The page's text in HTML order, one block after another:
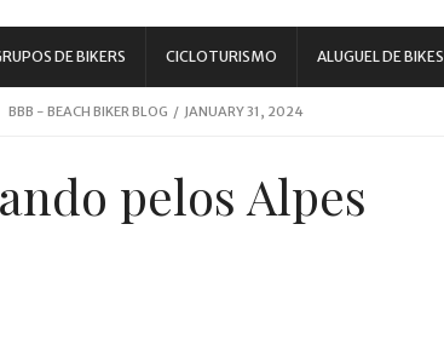
DE BIKERS CICLOTURISMO ALUGUEL DE BIKES
BIKER BLOG / MARCH 08, 2020
BBB - BEACH BIKER BLOG / JANUARY 31, 2024
- BEACH BIKER BLOG / MARCH 03, 2023
SC
DE INSCRIÇÃO
pelos Alpes